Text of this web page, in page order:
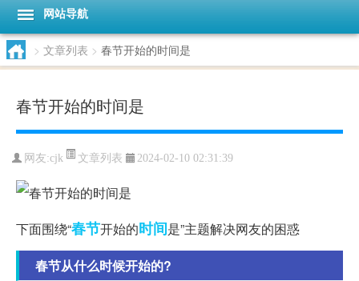
网站导航
> 文章列表 > 春节开始的时间是
春节开始的时间是
网友:cjk 文章列表 2024-02-10 02:31:39
下面围绕“春节开始的时间是”主题解决网友的困惑
春节从什么时候开始的?